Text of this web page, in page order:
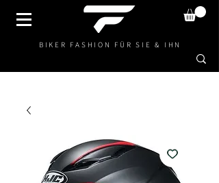
BIKER FASHION FÜR SIE & IHN